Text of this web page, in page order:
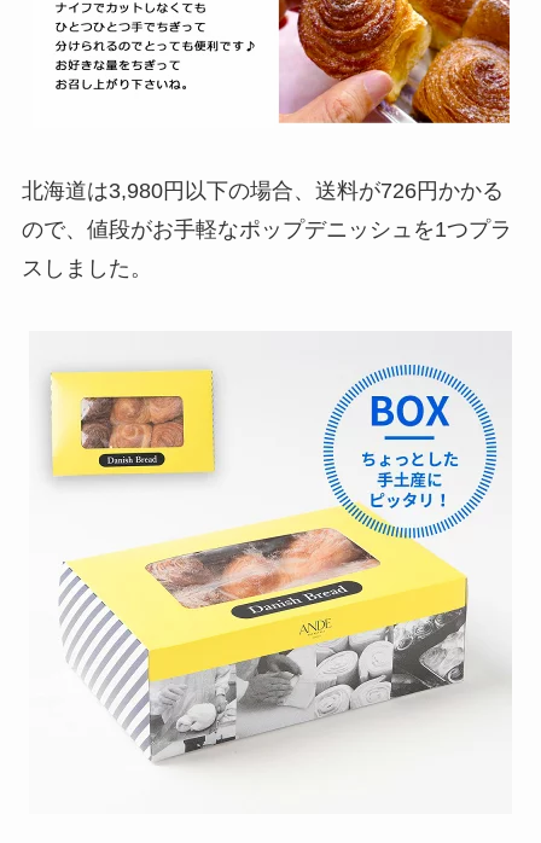
北海道は3,980円以下の場合、送料が726円かかる
ので、値段がお手軽なポップデニッシュを1つプラ
スしました。